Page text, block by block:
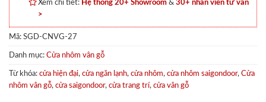
Xem chi tiết: Hệ thống 20+ Showroom & 30+ nhân viên tư vấn
>
Mã: SGD-CNVG-27
Danh mục: Cửa nhôm vân gỗ
Từ khóa: cửa hiện đại, cửa ngăn lạnh, cửa nhôm, cửa nhôm saigondoor, Cửa
nhôm vân gỗ, cửa saigondoor, cửa trang trí, cửa vân gỗ